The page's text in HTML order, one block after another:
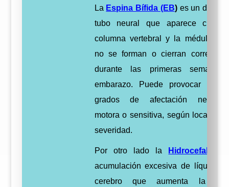
La Espina Bífida (EB) es un
tubo neural que aparece
columna vertebral y la médula
no se forman o cierran
durante las primeras semanas
embarazo. Puede provocar
grados de afectación
motora o sensitiva, según
severidad.
Por otro lado la Hidrocefalia
acumulación excesiva de líquido
cerebro que aumenta la